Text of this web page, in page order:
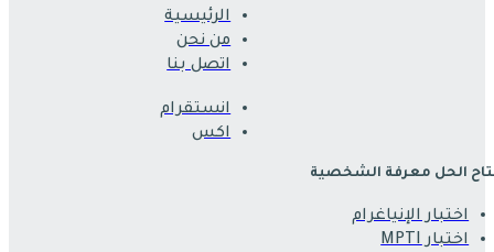
الرئيسية
من نحن
اتصل بنا
انستقرام
اكس
الحل معرفة الشخصية
اختبار الإنياغرام
اختبار MPTI